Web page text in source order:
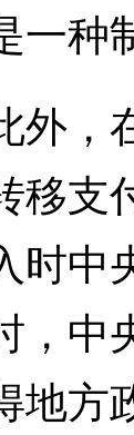
一种
，在
移支
时中
，中
地方